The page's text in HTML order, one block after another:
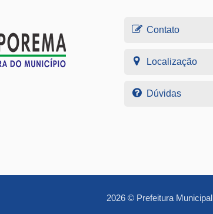
Contato
Localização
Dúvidas
2026 © Prefeitura